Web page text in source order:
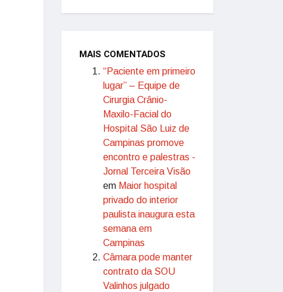
MAIS COMENTADOS
“Paciente em primeiro
lugar” – Equipe de
Cirurgia Crânio-
Maxilo-Facial do
Hospital São Luiz de
Campinas promove
encontro e palestras -
Jornal Terceira Visão
em Maior hospital
privado do interior
paulista inaugura esta
semana em
Campinas
Câmara pode manter
contrato da SOU
Valinhos julgado